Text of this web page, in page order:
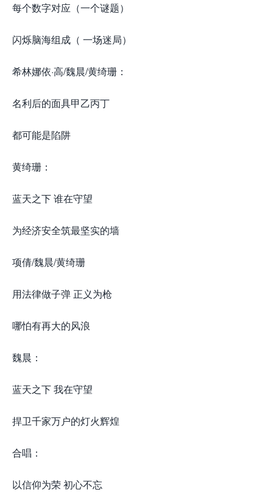
每个数字对应（一个谜题）
闪烁脑海组成（ 一场迷局）
希林娜依·高/魏晨/黄绮珊：
名利后的面具甲乙丙丁
都可能是陷阱
黄绮珊：
蓝天之下 谁在守望
为经济安全筑最坚实的墙
项倩/魏晨/黄绮珊
用法律做子弹 正义为枪
哪怕有再大的风浪
魏晨：
蓝天之下 我在守望
捍卫千家万户的灯火辉煌
合唱：
以信仰为荣 初心不忘